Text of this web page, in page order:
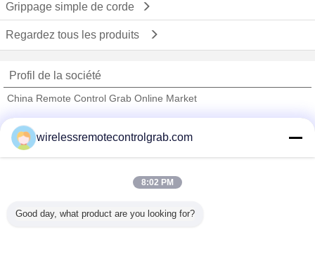
Grippage simple de corde
Regardez tous les produits
Profil de la société
China Remote Control Grab Online Market
Trust Seal
Verified Suplier
Tous les produits
wirelessremotecontrolgrab.com
8:02 PM
Good day, what product are you looking for?